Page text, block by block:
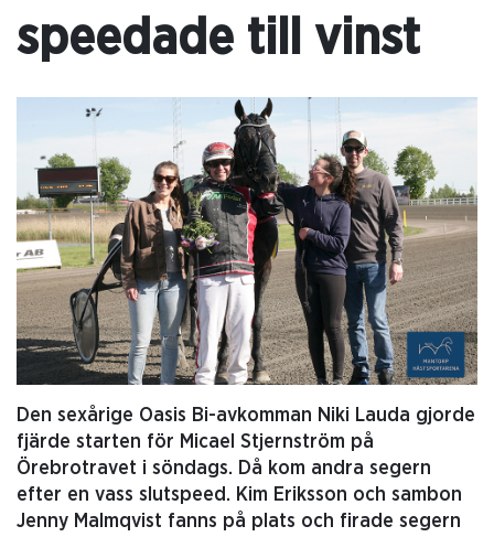
speedade till vinst
Den sexårige Oasis Bi-avkomman Niki Lauda gjorde
fjärde starten för Micael Stjernström på
Örebrotravet i söndags. Då kom andra segern
efter en vass slutspeed. Kim Eriksson och sambon
Jenny Malmqvist fanns på plats och firade segern